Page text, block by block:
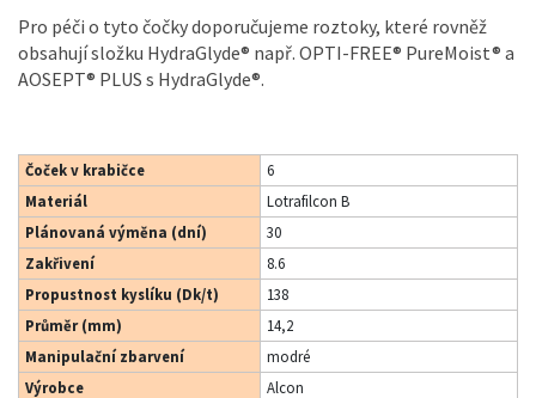
Pro péči o tyto čočky doporučujeme roztoky, které rovněž
obsahují složku HydraGlyde® např. OPTI-FREE® PureMoist® a
AOSEPT® PLUS s HydraGlyde®.
Čoček v krabičce
6
Materiál
Lotrafilcon B
Plánovaná výměna (dní)
30
Zakřivení
8.6
Propustnost kyslíku (Dk/t)
138
Průměr (mm)
14,2
Manipulační zbarvení
modré
Výrobce
Alcon